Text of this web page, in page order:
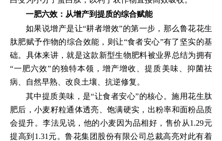
一肥六效：从增产到提质的综合赋能
如果说增产是让“耕者增效”的第一步，那么鲁花花生
肽肥赋予作物的综合效能，则让“食者安心”有了坚实的基
础。具体来讲，就是这款新型生物肥料被业界总结为拥有
“一肥六效”的独特本领，增产增收、提质美味、抑菌祛
病、自然早熟、改良土壤、抗逆修复。
其中提质美味，是“让食者安心”的核心。施用花生肽
肥后，小麦籽粒通体透亮、饱满硬实，出粉率和面粉品质
会提升。李法见说，他的小麦因为品相好，售价从1.29元
提高到1.31元。鲁花集团股份有限公司总裁高亮对此有着